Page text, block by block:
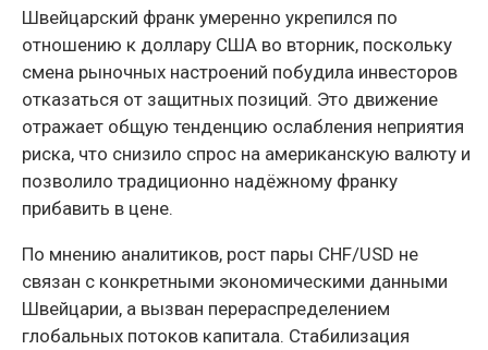
Швейцарский франк умеренно укрепился по
отношению к доллару США во вторник, поскольку
смена рыночных настроений побудила инвесторов
отказаться от защитных позиций. Это движение
отражает общую тенденцию ослабления неприятия
риска, что снизило спрос на американскую валюту и
позволило традиционно надёжному франку
прибавить в цене.
По мнению аналитиков, рост пары CHF/USD не
связан с конкретными экономическими данными
Швейцарии, а вызван перераспределением
глобальных потоков капитала. Стабилизация